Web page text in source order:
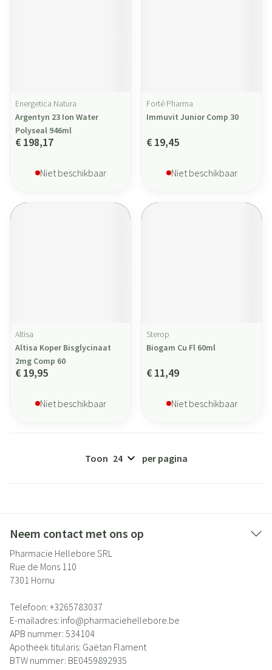
Energetica Natura
Argentyn 23 Ion Water
Polyseal 946ml
€ 198,17
Niet beschikbaar
Forté Pharma
Immuvit Junior Comp 30
€ 19,45
Niet beschikbaar
Altisa
Altisa Koper Bisglycinaat
2mg Comp 60
€ 19,95
Niet beschikbaar
Sterop
Biogam Cu Fl 60ml
€ 11,49
Niet beschikbaar
Toon per pagina
Neem contact met ons op
Pharmacie Hellebore SRL
Rue de Mons 110
7301 Hornu
Telefoon: +3265783037
E-mailadres: info@pharmaciehellebore.be
APB nummer: 534104
Apotheek titularis: Gaëtan Flament
BTW nummer: BE0459892935